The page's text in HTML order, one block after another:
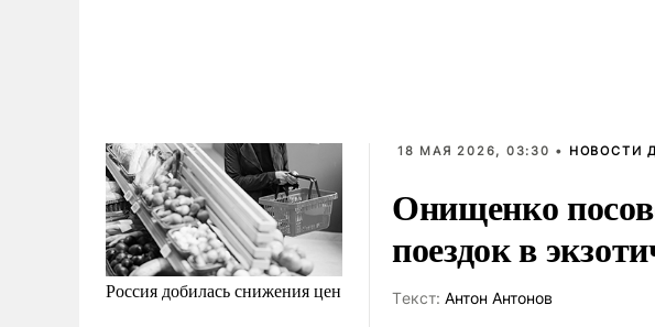
Россия добилась снижения цен
18 МАЯ 2026, 03:30 • НОВОСТИ
Онищенко
поездок в
Tекст: Антон Антонов